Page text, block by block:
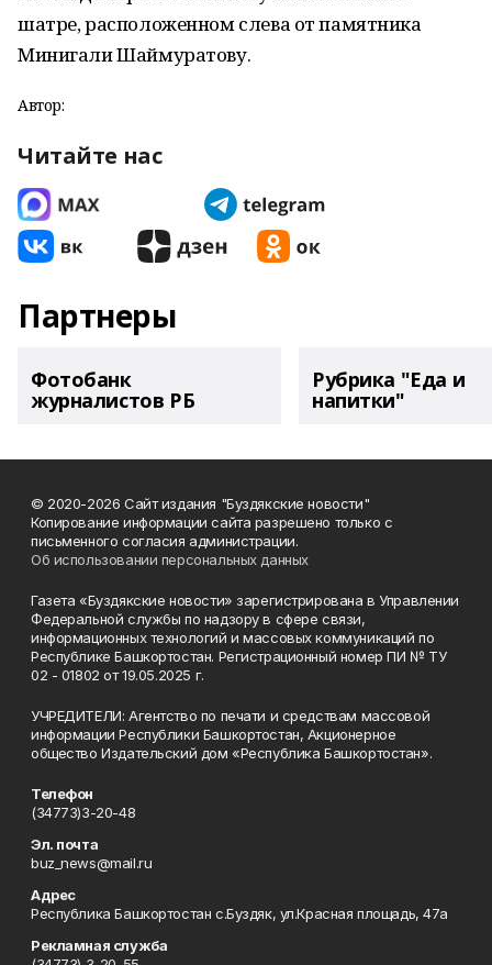
шатре, расположенном слева от памятника
Минигали Шаймуратову.
Автор:
Читайте нас
Партнеры
Фотобанк
журналистов РБ
Рубрика "Еда и
напитки"
© 2020-2026 Сайт издания "Буздякские новости"
Копирование информации сайта разрешено только с
письменного согласия администрации.
Об использовании персональных данных
Газета «Буздякские новости» зарегистрирована в Управлении
Федеральной службы по надзору в сфере связи,
информационных технологий и массовых коммуникаций по
Республике Башкортостан. Регистрационный номер ПИ № ТУ
02 - 01802 от 19.05.2025 г.
УЧРЕДИТЕЛИ: Агентство по печати и средствам массовой
информации Республики Башкортостан, Акционерное
общество Издательский дом «Республика Башкортостан».
Телефон
(34773)3-20-48
Эл. почта
buz_news@mail.ru
Адрес
Республика Башкортостан с.Буздяк, ул.Красная площадь, 47а
Рекламная служба